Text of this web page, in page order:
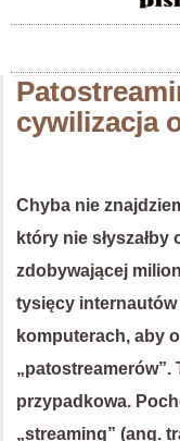
cywilizacja
Chyba nie
który nie
zdobywającej
tysięcy
komputerach, aby
„patostreamerów”.
przypadkowa.
„streaming” (ang.